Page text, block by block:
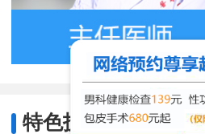
特色技术/Characteristic